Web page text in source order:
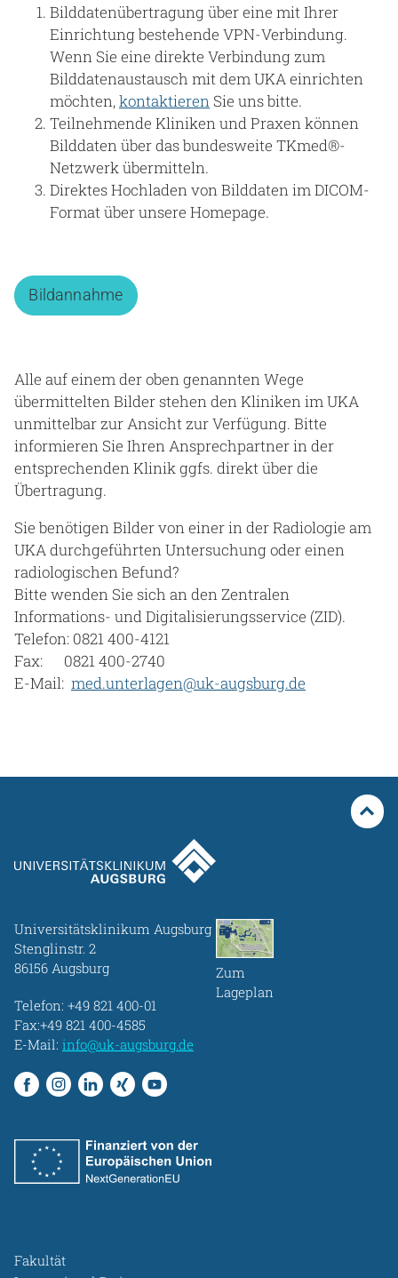
Bilddatenübertragung über eine mit Ihrer
Einrichtung bestehende VPN-Verbindung.
Wenn Sie eine direkte Verbindung zum
Bilddatenaustausch mit dem UKA einrichten
möchten,kontaktieren Sie uns bitte.
Teilnehmende Kliniken und Praxen können
Bilddaten über das bundesweite TKmed®-
Netzwerk übermitteln.
Direktes Hochladen von Bilddaten im DICOM-
Format über unsere Homepage.
Bildannahme
Alle auf einem der oben genannten Wege
übermittelten Bilder stehen den Kliniken im UKA
unmittelbar zur Ansicht zur Verfügung. Bitte
informieren Sie Ihren Ansprechpartner in der
entsprechenden Klinik ggfs. direkt über die
Übertragung.
Sie benötigen Bilder von einer in der Radiologie am
UKA durchgeführten Untersuchung oder einen
radiologischen Befund?
Bitte wenden Sie sich an den Zentralen
Informations- und Digitalisierungsservice (ZID).
Telefon: 0821 400-4121
Fax: 0821 400-2740
E-Mail: med.unterlagen@uk-augsburg.de
Universitätsklinikum Augsburg
Stenglinstr. 2
86156 Augsburg
Telefon: +49 821 400-01
Fax:+49 821 400-4585
E-Mail: info@uk-augsburg.de
Zum
Lageplan
Fakultät